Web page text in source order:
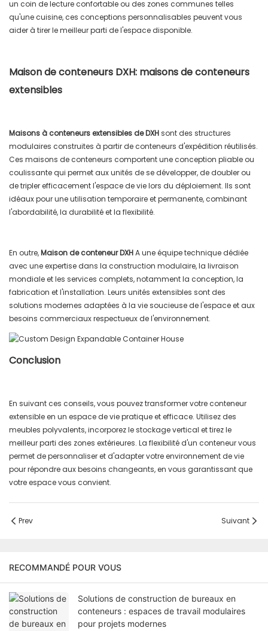
un coin de lecture confortable ou des zones communes telles
qu'une cuisine, ces conceptions personnalisables peuvent vous
aider à tirer le meilleur parti de l'espace disponible.
Maison de conteneurs DXH: maisons de conteneurs
extensibles
Maisons à conteneurs extensibles de DXHsont des structures
modulaires construites à partir de conteneurs d'expédition réutilisés.
Ces maisons de conteneurs comportent une conception pliable ou
coulissante qui permet aux unités de se développer, de doubler ou
de tripler efficacement l'espace de vie lors du déploiement. Ils sont
idéaux pour une utilisation temporaire et permanente, combinant
l'abordabilité, la durabilité et la flexibilité.
En outre,Maison de conteneur DXHA une équipe technique dédiée
avec une expertise dans la construction modulaire, la livraison
mondiale et les services complets, notamment la conception, la
fabrication et l'installation. Leurs unités extensibles sont des
solutions modernes adaptées à la vie soucieuse de l'espace et aux
besoins commerciaux respectueux de l'environnement.
Conclusion
En suivant ces conseils, vous pouvez transformer votre conteneur
extensible en un espace de vie pratique et efficace. Utilisez des
meubles polyvalents, incorporez le stockage vertical et tirez le
meilleur parti des zones extérieures. La flexibilité d'un conteneur vous
permet de personnaliser et d'adapter votre environnement de vie
pour répondre aux besoins changeants, en vous garantissant que
votre espace vous convient.
Prev Suivant
RECOMMANDÉ POUR VOUS
Solutions de construction de bureaux en
conteneurs : espaces de travail modulaires
pour projets modernes